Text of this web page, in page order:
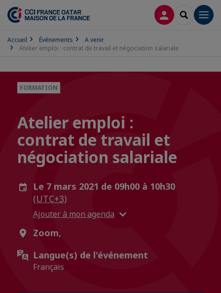
CONNEXION
Accueil Événements
A venir
Atelier emploi : contrat de travail et négociation salariale
FORMATION
Atelier emploi :
contrat de travail et
négociation salariale
Le 7 mars 2021 de 09h00 à 10h30
(UTC+3)
Ajouter à mon agenda
Zoom,
Langue(s) de l'événement
Français